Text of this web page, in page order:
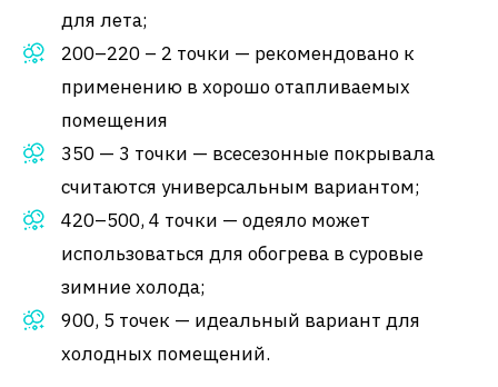
для лета;
200–220 – 2 точки — рекомендовано к
применению в хорошо отапливаемых
помещения
350 — 3 точки — всесезонные покрывала
считаются универсальным вариантом;
420–500, 4 точки — одеяло может
использоваться для обогрева в суровые
зимние холода;
900, 5 точек — идеальный вариант для
холодных помещений.